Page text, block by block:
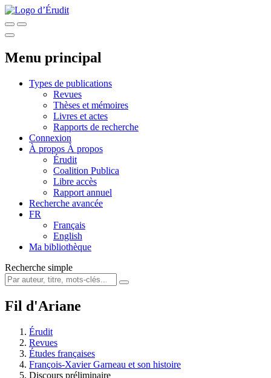
Menu principal
Types de publications
Revues
Thèses et mémoires
Livres et actes
Rapports de recherche
Connexion
À propos À propos
Érudit
Coalition Publica
Libre accès
Rapport annuel
Recherche avancée
FR
Français
English
Ma bibliothèque
Recherche simple
Fil d'Ariane
Érudit
Revues
Études françaises
François-Xavier Garneau et son histoire
Discours préliminaire